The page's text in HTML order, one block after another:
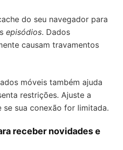
do seu navegador para
episódios. Dados
causam travamentos
móveis também ajuda
restrições. Ajuste a
se sua conexão for limitada.
receber novidades e